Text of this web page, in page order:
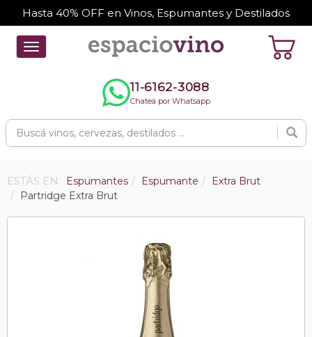
Hasta 40% OFF en Vinos, Espumantes y Destilados
Toggle
navigation
11-6162-3088
Chateá por Whatsapp
ESTÁS EN: Espumantes Espumante
Extra Brut
Partridge Extra Brut